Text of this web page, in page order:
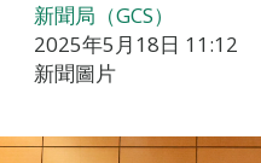
新聞局（GCS）
2025年5月18日 11:12
新聞圖片